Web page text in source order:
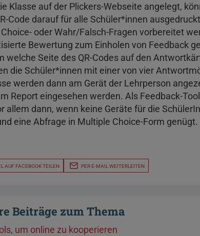
Klasse auf der Plickers-Webseite angelegt,
Code darauf für alle Schüler*innen
oder Wahr/Falsch-Fragen vorbereitet
Bewertung zum Einholen von Feedback
welche Seite des QR-Codes auf den
die Schüler*innen mit einer von vier
werden dann am Gerät der Lehrperson
Report eingesehen werden. Als Feedback-
allem dann, wenn keine Geräte für die
eine Abfrage in Multiple Choice-Form genügt.
AUF FACEBOOK TEILEN PER E-MAIL WEITERLEITEN
Beiträge zum Thema
um online zu kooperieren